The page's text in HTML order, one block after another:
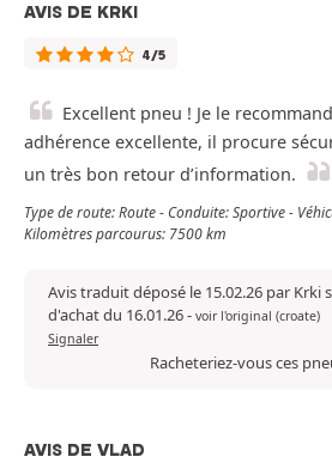
AVIS DE KRKI
4/5
Excellent pneu ! Je le
adhérence excellente, il procure
un très bon retour d’information.
Type de route: Route - Conduite: Sportive -
Kilomètres parcourus: 7500 km
Avis traduit déposé le 15.02.26 par Krki
d'achat du 16.01.26- voir l'original (croate)
Signaler
Racheteriez-vous ces
AVIS DE VLAD